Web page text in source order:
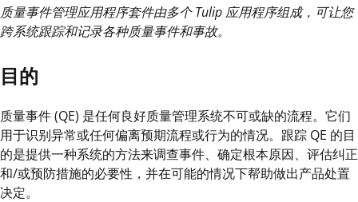
质量事件管理应用程序套件由多个 Tulip 应用程序组成，可让您
跨系统跟踪和记录各种质量事件和事故。
目的
质量事件 (QE) 是任何良好质量管理系统不可或缺的流程。它们
用于识别异常或任何偏离预期流程或行为的情况。跟踪 QE 的目
的是提供一种系统的方法来调查事件、确定根本原因、评估纠正
和/或预防措施的必要性，并在可能的情况下帮助做出产品处置
决定。